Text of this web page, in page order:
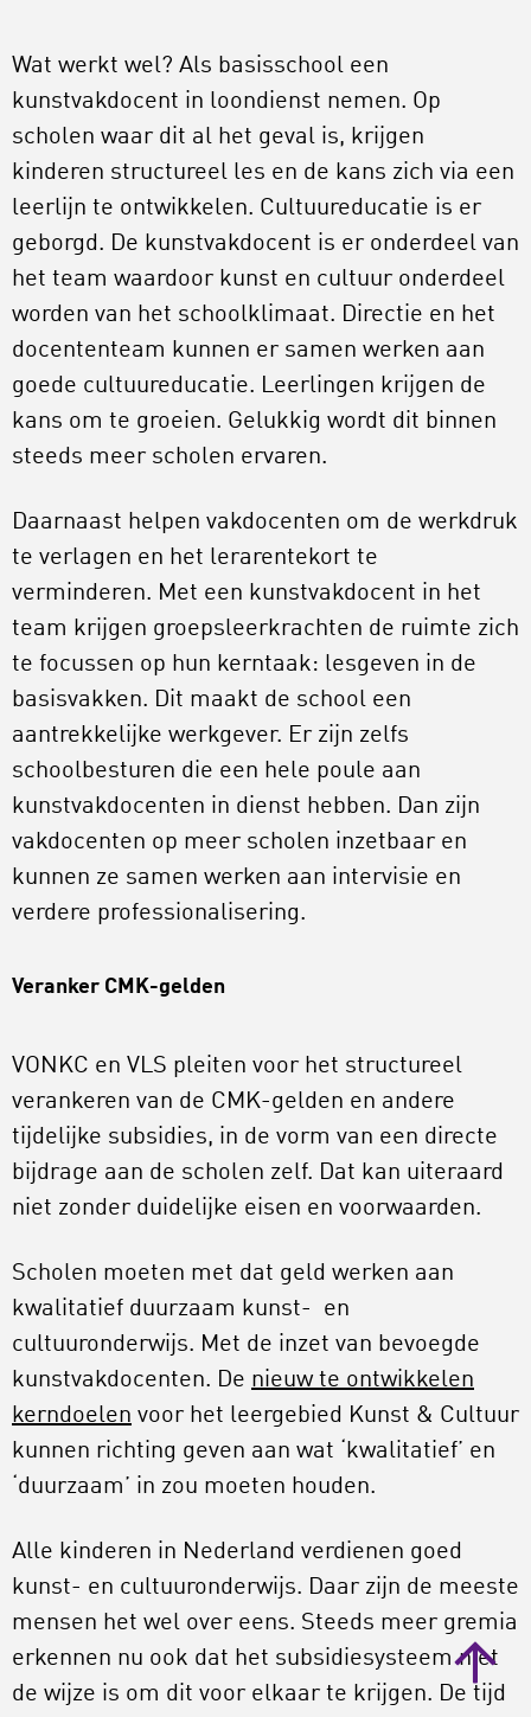
Wat werkt wel? Als basisschool een
kunstvakdocent in loondienst nemen. Op
scholen waar dit al het geval is, krijgen
kinderen structureel les en de kans zich via een
leerlijn te ontwikkelen. Cultuureducatie is er
geborgd. De kunstvakdocent is er onderdeel van
het team waardoor kunst en cultuur onderdeel
worden van het schoolklimaat. Directie en het
docententeam kunnen er samen werken aan
goede cultuureducatie. Leerlingen krijgen de
kans om te groeien. Gelukkig wordt dit binnen
steeds meer scholen ervaren.
Daarnaast helpen vakdocenten om de werkdruk
te verlagen en het lerarentekort te
verminderen. Met een kunstvakdocent in het
team krijgen groepsleerkrachten de ruimte zich
te focussen op hun kerntaak: lesgeven in de
basisvakken. Dit maakt de school een
aantrekkelijke werkgever. Er zijn zelfs
schoolbesturen die een hele poule aan
kunstvakdocenten in dienst hebben. Dan zijn
vakdocenten op meer scholen inzetbaar en
kunnen ze samen werken aan intervisie en
verdere professionalisering.
Veranker CMK-gelden
VONKC en VLS pleiten voor het structureel
verankeren van de CMK-gelden en andere
tijdelijke subsidies, in de vorm van een directe
bijdrage aan de scholen zelf. Dat kan uiteraard
niet zonder duidelijke eisen en voorwaarden.
Scholen moeten met dat geld werken aan
kwalitatief duurzaam kunst- en
cultuuronderwijs. Met de inzet van bevoegde
kunstvakdocenten. De nieuw te ontwikkelen
kerndoelen voor het leergebied Kunst & Cultuur
kunnen richting geven aan wat ‘kwalitatief’ en
‘duurzaam’ in zou moeten houden.
Alle kinderen in Nederland verdienen goed
kunst- en cultuuronderwijs. Daar zijn de meeste
mensen het wel over eens. Steeds meer gremia
erkennen nu ook dat het subsidiesysteem niet
de wijze is om dit voor elkaar te krijgen. De tijd